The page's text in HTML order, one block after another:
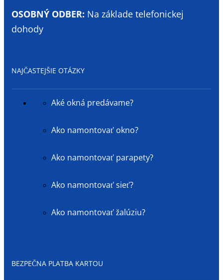
OSOBNÝ ODBER: Na základe telefonickej
dohody
NAJČASTEJŠIE OTÁZKY
Aké okná predávame?
Ako namontovať okno?
Ako namontovať parapety?
Ako namontovať sieť?
Ako namontovať žalúziu?
BEZPEČNA PLATBA KARTOU